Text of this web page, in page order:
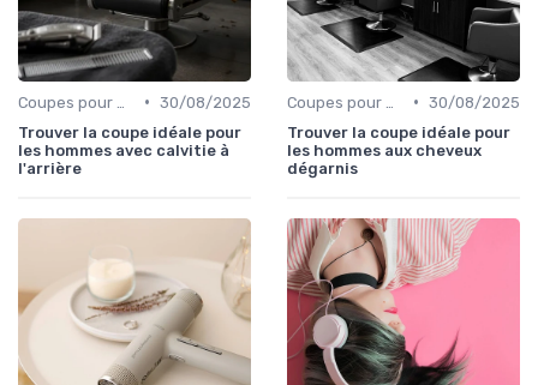
• 30/08/2025
Trouver la coupe idéale pour
les hommes avec calvitie à
l'arrière
• 30/08/2025
Trouver la coupe idéale pour
les hommes aux cheveux
dégarnis